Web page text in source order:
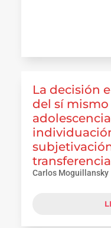
La decisión
del sí mismo
transferencia
Carlos Moguillansky